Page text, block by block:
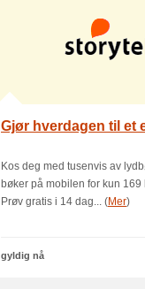
Gjør hverdagen til et
Kos deg med tusenvis av
bøker på mobilen for kun 169
Prøv gratis i 14 dag... (Mer)
gyldig nå